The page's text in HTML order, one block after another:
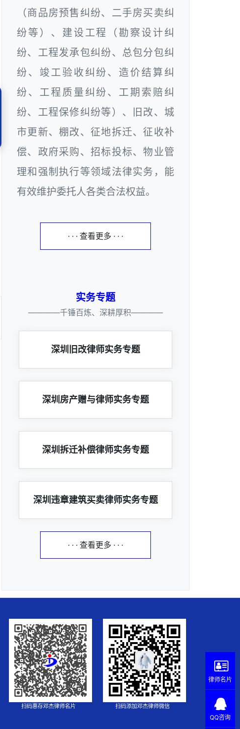
（商品房预售纠纷、二手房买卖纠
纷等）、建设工程（勘察设计纠
纷、工程发承包纠纷、总包分包纠
纷、竣工验收纠纷、造价结算纠
纷、工程质量纠纷、工期索赔纠
纷、工程保修纠纷等）、旧改、城
市更新、棚改、征地拆迁、征收补
偿、政府采购、招标投标、物业管
理和强制执行等领域法律实务，能
有效维护委托人各类合法权益。
· · · 查看更多 · · ·
实务专题
————千锤百炼、深耕厚积————
深圳旧改律师实务专题
深圳房产赠与律师实务专题
深圳拆迁补偿律师实务专题
深圳违章建筑买卖律师实务专题
· · · 查看更多 · · ·
扫码惠存邓杰律师名片 扫码添加邓杰律师微信
律师名片
QQ咨询